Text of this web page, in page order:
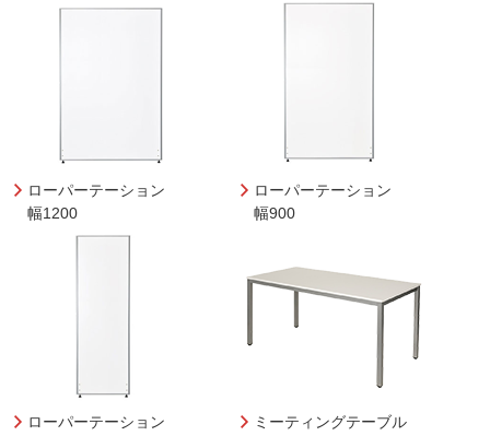
ローパーテーション
幅1200
ローパーテーション
幅900
ローパーテーション
ミーティングテーブル